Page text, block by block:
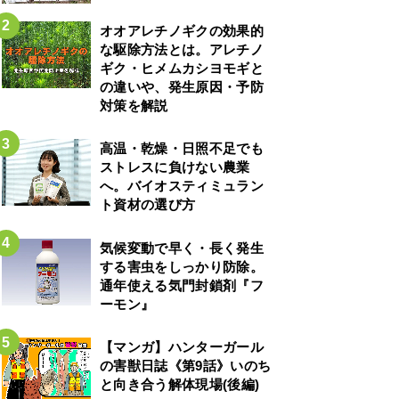
オオアレチノギクの効果的
な駆除方法とは。アレチノ
ギク・ヒメムカシヨモギと
の違いや、発生原因・予防
対策を解説
高温・乾燥・日照不足でも
ストレスに負けない農業
へ。バイオスティミュラン
ト資材の選び方
気候変動で早く・長く発生
する害虫をしっかり防除。
通年使える気門封鎖剤『フ
ーモン』
【マンガ】ハンターガール
の害獣日誌《第9話》いのち
と向き合う解体現場(後編)